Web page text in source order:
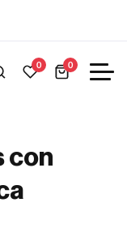
0 0
con